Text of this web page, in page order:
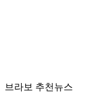
브라보 추천뉴스